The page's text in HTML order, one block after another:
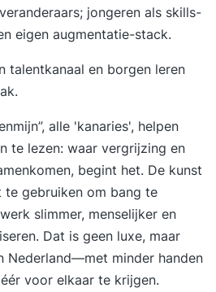
jongeren als skills-
eigen augmentatie-stack.
talentkanaal en borgen leren
alle 'kanaries', helpen
te lezen: waar vergrijzing en
begint het. De kunst
te gebruiken om bang te
slimmer, menselijker en
Dat is geen luxe, maar
Nederland—met minder handen
voor elkaar te krijgen.